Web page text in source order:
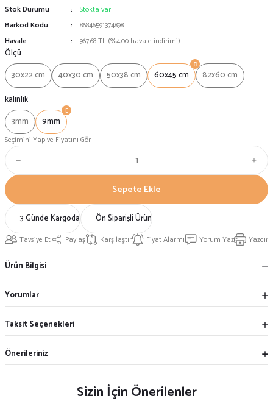
Stok Durumu
Stokta var
Barkod Kodu
86846591374898
Havale
967,68 TL (%4,00 havale indirimi)
Ölçü
30x22 cm
40x30 cm 50x38 cm 60x45 cm
82x60 cm
kalınlık
3mm
9mm
Seçimini Yap ve Fiyatını Gör
Sepete Ekle
3 Günde Kargoda Ön Siparişli Ürün
Tavsiye Et Paylaş Karşılaştır Fiyat Alarmı Yorum Yaz Yazdır
Ürün Bilgisi
Yorumlar
Taksit Seçenekleri
Önerileriniz
Sizin İçin Önerilenler